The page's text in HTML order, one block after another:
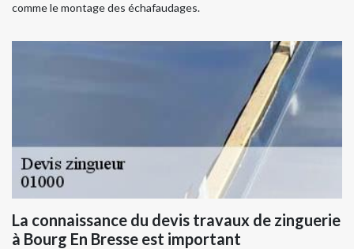
comme le montage des échafaudages.
La connaissance du devis travaux de zinguerie
à Bourg En Bresse est important